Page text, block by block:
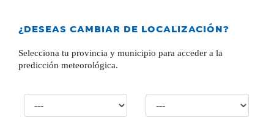
¿DESEAS CAMBIAR DE LOCALIZACIÓN?
Selecciona tu provincia y municipio para acceder a la
predicción meteorológica.